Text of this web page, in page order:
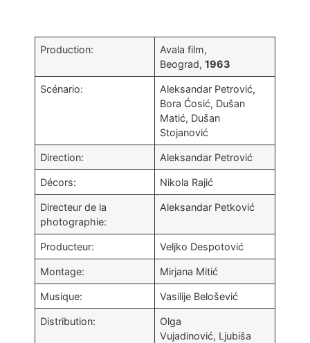
Production:
Avala film,
Beograd,1963
Scénario:
Aleksandar Petrović,
Bora Ćosić, Dušan
Matić, Dušan
Stojanović
Direction: Aleksandar Petrović
Décors: Nikola Rajić
Directeur de la
photographie:
Aleksandar Petković
Producteur: Veljko Despotović
Montage: Mirjana Mitić
Musique: Vasilije Belošević
Distribution:
Olga
Vujadinović, Ljubiša